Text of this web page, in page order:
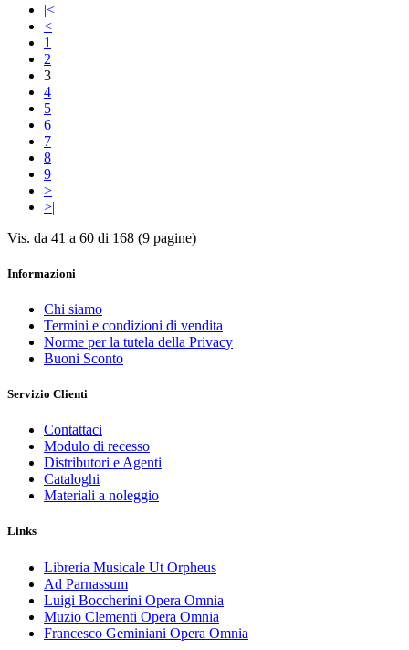
|<
<
1
2
3
4
5
6
7
8
9
>
>|
Vis. da 41 a 60 di 168 (9 pagine)
Informazioni
Chi siamo
Termini e condizioni di vendita
Norme per la tutela della Privacy
Buoni Sconto
Servizio Clienti
Contattaci
Modulo di recesso
Distributori e Agenti
Cataloghi
Materiali a noleggio
Links
Libreria Musicale Ut Orpheus
Ad Parnassum
Luigi Boccherini Opera Omnia
Muzio Clementi Opera Omnia
Francesco Geminiani Opera Omnia